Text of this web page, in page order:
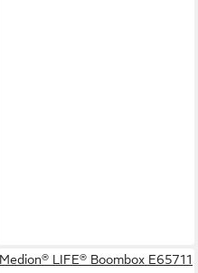
Medion® LIFE® Boombox E65711